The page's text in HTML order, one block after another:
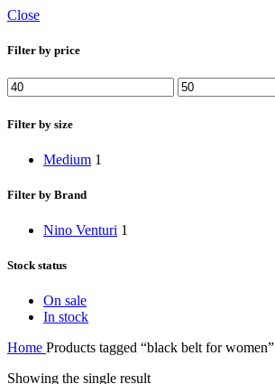
Close
Filter by price
Min
price
Max
price
Filter by size
Medium 1
Filter by Brand
Nino Venturi 1
Stock status
On sale
In stock
Home Products tagged “black belt for women”
Showing the single result